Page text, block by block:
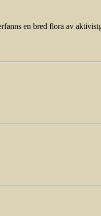
en bred flora av